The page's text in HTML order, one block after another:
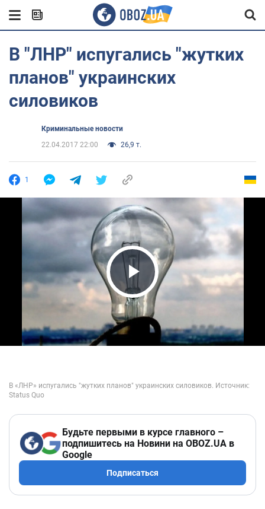
В "ЛНР" испугались "жутких
планов" украинских
силовиков
Криминальные новости
22.04.2017 22:00
26,9 т.
1
Play Video
Будьте первыми в курсе главного –
подпишитесь на Новини на OBOZ.UA в
Google
Подписаться